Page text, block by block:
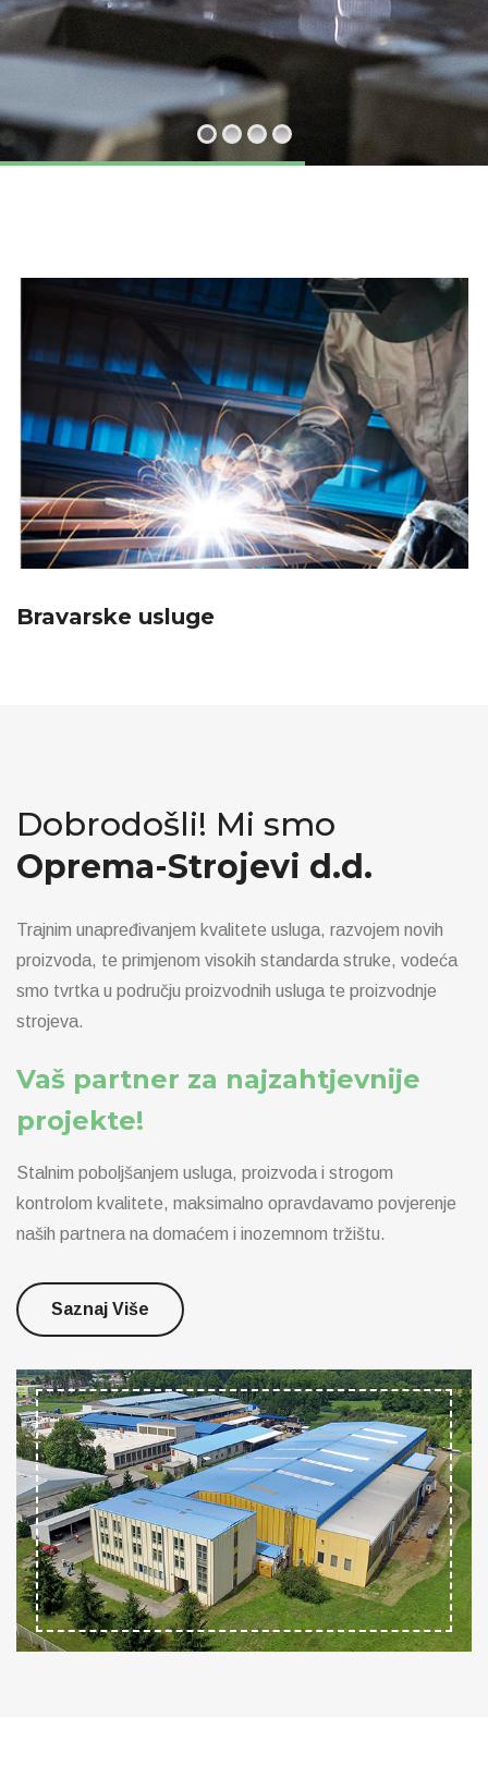
Bravarske usluge
Dobrodošli! Mi smo
Oprema-Strojevi d.d.
Trajnim unapređivanjem kvalitete usluga, razvojem novih
proizvoda, te primjenom visokih standarda struke, vodeća
smo tvrtka u području proizvodnih usluga te proizvodnje
strojeva.
Vaš partner za najzahtjevnije
projekte!
Stalnim poboljšanjem usluga, proizvoda i strogom
kontrolom kvalitete, maksimalno opravdavamo povjerenje
naših partnera na domaćem i inozemnom tržištu.
Saznaj Više